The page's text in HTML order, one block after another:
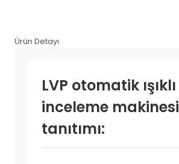
Ürün Detayı
LVP otomatik ışıklı
inceleme makinesi
tanıtımı: